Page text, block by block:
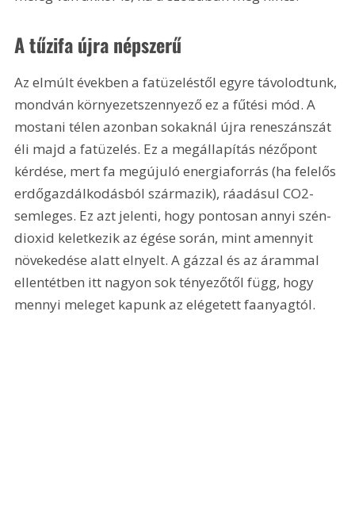
A tűzifa újra népszerű
Az elmúlt években a fatüzeléstől egyre távolodtunk,
mondván környezetszennyező ez a fűtési mód. A
mostani télen azonban sokaknál újra reneszánszát
éli majd a fatüzelés. Ez a megállapítás nézőpont
kérdése, mert fa megújuló energiaforrás (ha felelős
erdőgazdálkodásból származik), ráadásul CO2-
semleges. Ez azt jelenti, hogy pontosan annyi szén-
dioxid keletkezik az égése során, mint amennyit
növekedése alatt elnyelt. A gázzal és az árammal
ellentétben itt nagyon sok tényezőtől függ, hogy
mennyi meleget kapunk az elégetett faanyagtól.